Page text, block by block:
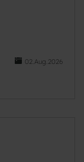
02.Aug.2026